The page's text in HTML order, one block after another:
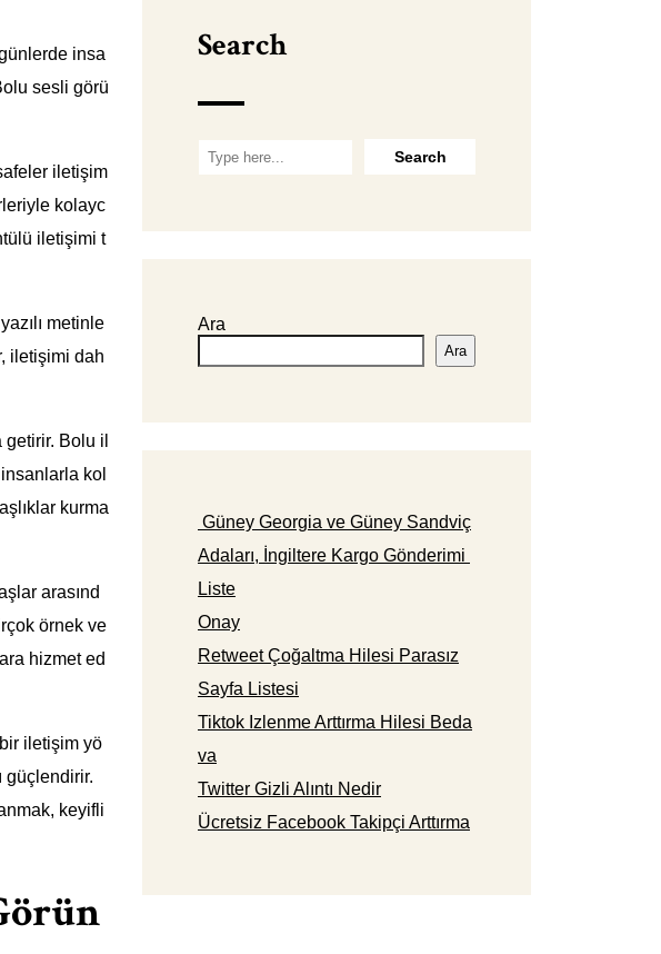
insa
sesli görü
iletişim
kolayc
iletişimi t
metinle
iletişimi dah
Bolu il
kol
kurma
arasınd
örnek ve
hizmet ed
iletişim yö
güçlendirir.
keyifli
Search
Ara
Ara
Güney Georgia ve Güney Sandviç
Adaları, İngiltere Kargo Gönderimi
Liste
Onay
Retweet Çoğaltma Hilesi Parasız
Sayfa Listesi
Tiktok Izlenme Arttırma Hilesi Beda
va
Twitter Gizli Alıntı Nedir
Ücretsiz Facebook Takipçi Arttırma